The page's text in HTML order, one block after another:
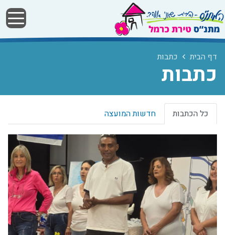
דף הבית כתבות
כתבות
כל הכתבות חדשות המועצה